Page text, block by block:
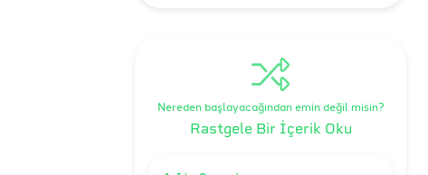
Nereden başlayacağından emin değil misin?
Rastgele Bir İçerik Oku